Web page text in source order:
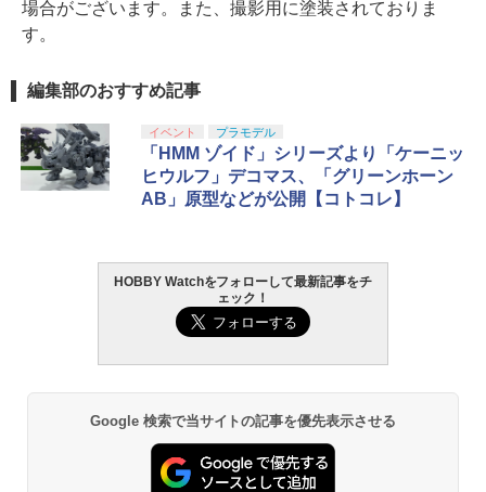
場合がございます。また、撮影用に塗装されておりま
す。
編集部のおすすめ記事
イベント プラモデル
「HMM ゾイド」シリーズより「ケーニッ
ヒウルフ」デコマス、「グリーンホーン
AB」原型などが公開【コトコレ】
HOBBY Watchをフォローして最新記事をチ
ェック！
Google 検索で当サイトの記事を優先表示させる